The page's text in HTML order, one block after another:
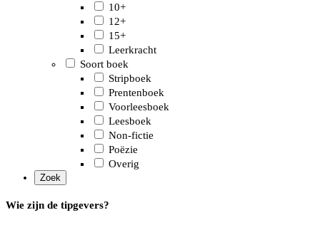
10+
12+
15+
Leerkracht
Soort boek
Stripboek
Prentenboek
Voorleesboek
Leesboek
Non-fictie
Poëzie
Overig
Wie zijn de tipgevers?